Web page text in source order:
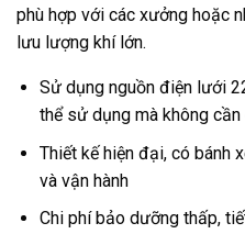
phù hợp với các xưởng hoặc
lưu lượng khí lớn.
Sử dụng nguồn điện lưới
thể sử dụng mà không
Thiết kế hiện đại, có bánh
và vận hành
Chi phí bảo dưỡng thấp,